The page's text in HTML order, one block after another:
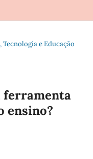
Tecnologia e Educação
ferramenta
ensino?